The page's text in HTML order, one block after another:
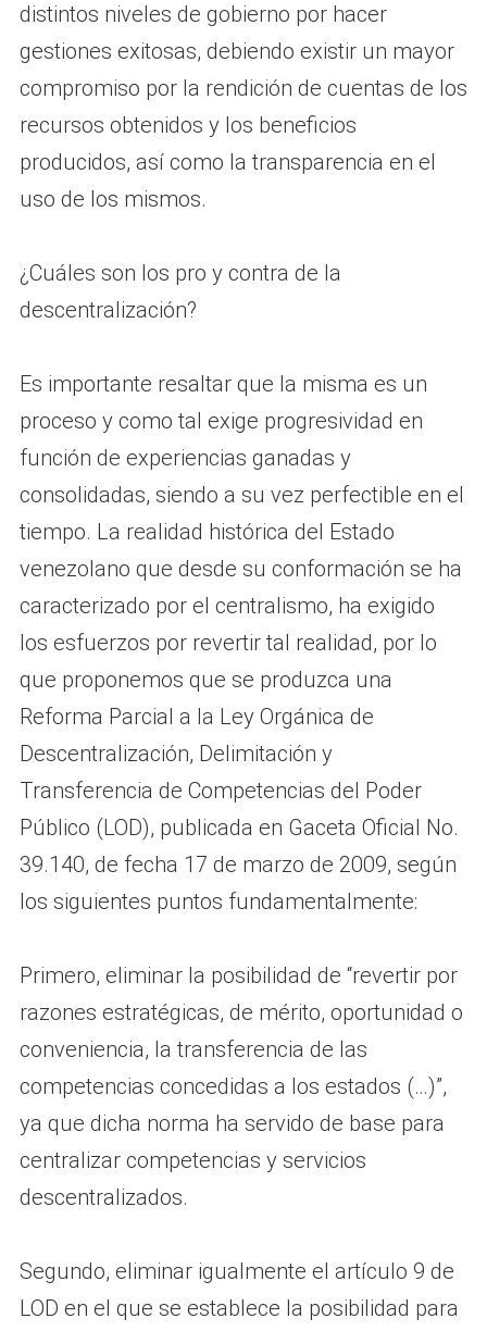
distintos niveles de gobierno por hacer
gestiones exitosas, debiendo existir un mayor
compromiso por la rendición de cuentas de los
recursos obtenidos y los beneficios
producidos, así como la transparencia en el
uso de los mismos.
¿Cuáles son los pro y contra de la
descentralización?
Es importante resaltar que la misma es un
proceso y como tal exige progresividad en
función de experiencias ganadas y
consolidadas, siendo a su vez perfectible en el
tiempo. La realidad histórica del Estado
venezolano que desde su conformación se ha
caracterizado por el centralismo, ha exigido
los esfuerzos por revertir tal realidad, por lo
que proponemos que se produzca una
Reforma Parcial a la Ley Orgánica de
Descentralización, Delimitación y
Transferencia de Competencias del Poder
Público (LOD), publicada en Gaceta Oficial No.
39.140, de fecha 17 de marzo de 2009, según
los siguientes puntos fundamentalmente:
Primero, eliminar la posibilidad de “revertir por
razones estratégicas, de mérito, oportunidad o
conveniencia, la transferencia de las
competencias concedidas a los estados (…)”,
ya que dicha norma ha servido de base para
centralizar competencias y servicios
descentralizados.
Segundo, eliminar igualmente el artículo 9 de
LOD en el que se establece la posibilidad para